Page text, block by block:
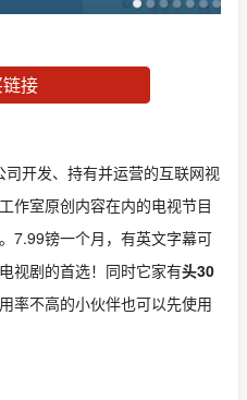
接
开发、持有并运营的互联网视
作室原创内容在内的电视节目
7.99镑一个月，有英文字幕可
视剧的首选！同时它家有头30
率不高的小伙伴也可以先使用